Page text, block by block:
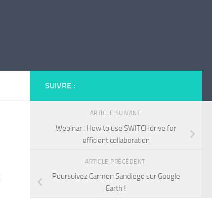
SUIVRE :
ARTICLE SUIVANT
Webinar : How to use SWITCHdrive for
efficient collaboration
ARTICLE PRÉCÉDENT
Poursuivez Carmen Sandiego sur Google
Earth !